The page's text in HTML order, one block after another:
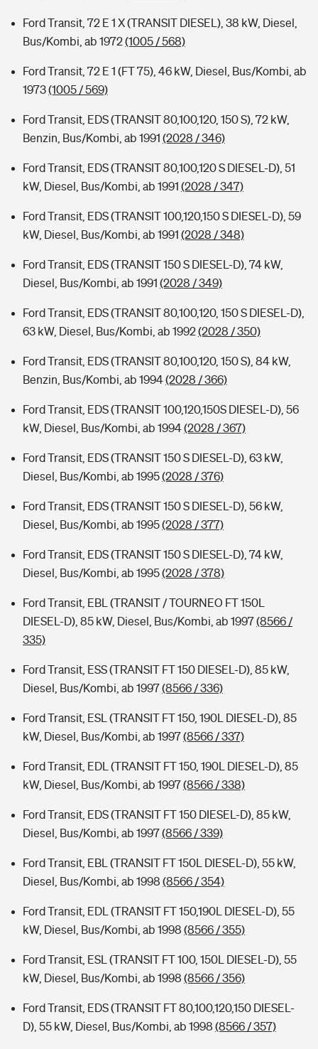
Ford Transit, 72 E 1 X (TRANSIT DIESEL), 38 kW, Diesel,
Bus/Kombi, ab 1972(1005 / 568)
Ford Transit, 72 E 1 (FT 75), 46 kW, Diesel, Bus/Kombi, ab
1973(1005 / 569)
Ford Transit, EDS (TRANSIT 80,100,120, 150 S), 72 kW,
Benzin, Bus/Kombi, ab 1991 (2028 / 346)
Ford Transit, EDS (TRANSIT 80,100,120 S DIESEL-D), 51
kW, Diesel, Bus/Kombi, ab 1991 (2028 / 347)
Ford Transit, EDS (TRANSIT 100,120,150 S DIESEL-D), 59
kW, Diesel, Bus/Kombi, ab 1991 (2028 / 348)
Ford Transit, EDS (TRANSIT 150 S DIESEL-D), 74 kW,
Diesel, Bus/Kombi, ab 1991 (2028 / 349)
Ford Transit, EDS (TRANSIT 80,100,120, 150 S DIESEL-D),
63 kW, Diesel, Bus/Kombi, ab 1992(2028 / 350)
Ford Transit, EDS (TRANSIT 80,100,120, 150 S), 84 kW,
Benzin, Bus/Kombi, ab 1994(2028 / 366)
Ford Transit, EDS (TRANSIT 100,120,150S DIESEL-D), 56
kW, Diesel, Bus/Kombi, ab 1994(2028 / 367)
Ford Transit, EDS (TRANSIT 150 S DIESEL-D), 63 kW,
Diesel, Bus/Kombi, ab 1995(2028 / 376)
Ford Transit, EDS (TRANSIT 150 S DIESEL-D), 56 kW,
Diesel, Bus/Kombi, ab 1995(2028 / 377)
Ford Transit, EDS (TRANSIT 150 S DIESEL-D), 74 kW,
Diesel, Bus/Kombi, ab 1995(2028 / 378)
Ford Transit, EBL (TRANSIT / TOURNEO FT 150L
DIESEL-D), 85 kW, Diesel, Bus/Kombi, ab 1997(8566 /
335)
Ford Transit, ESS (TRANSIT FT 150 DIESEL-D), 85 kW,
Diesel, Bus/Kombi, ab 1997(8566 / 336)
Ford Transit, ESL (TRANSIT FT 150, 190L DIESEL-D), 85
kW, Diesel, Bus/Kombi, ab 1997(8566 / 337)
Ford Transit, EDL (TRANSIT FT 150, 190L DIESEL-D), 85
kW, Diesel, Bus/Kombi, ab 1997(8566 / 338)
Ford Transit, EDS (TRANSIT FT 150 DIESEL-D), 85 kW,
Diesel, Bus/Kombi, ab 1997(8566 / 339)
Ford Transit, EBL (TRANSIT FT 150L DIESEL-D), 55 kW,
Diesel, Bus/Kombi, ab 1998 (8566 / 354)
Ford Transit, EDL (TRANSIT FT 150,190L DIESEL-D), 55
kW, Diesel, Bus/Kombi, ab 1998 (8566 / 355)
Ford Transit, ESL (TRANSIT FT 100, 150L DIESEL-D), 55
kW, Diesel, Bus/Kombi, ab 1998 (8566 / 356)
Ford Transit, EDS (TRANSIT FT 80,100,120,150 DIESEL-
D), 55 kW, Diesel, Bus/Kombi, ab 1998 (8566 / 357)